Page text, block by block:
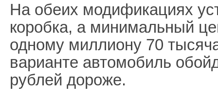
На обеих модификациях
коробка, а минимальный
одному миллиону 70
варианте автомобиль
рублей дороже.